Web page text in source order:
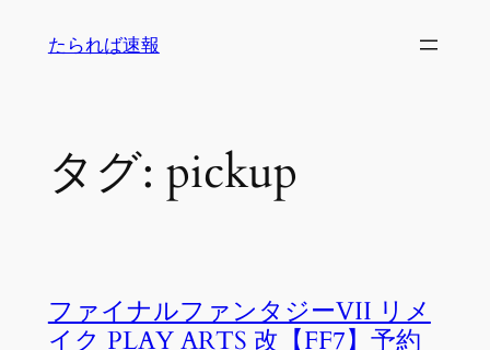
たられば速報
タグ: pickup
ファイナルファンタジーVII リメ
イク PLAY ARTS 改【FF7】予約